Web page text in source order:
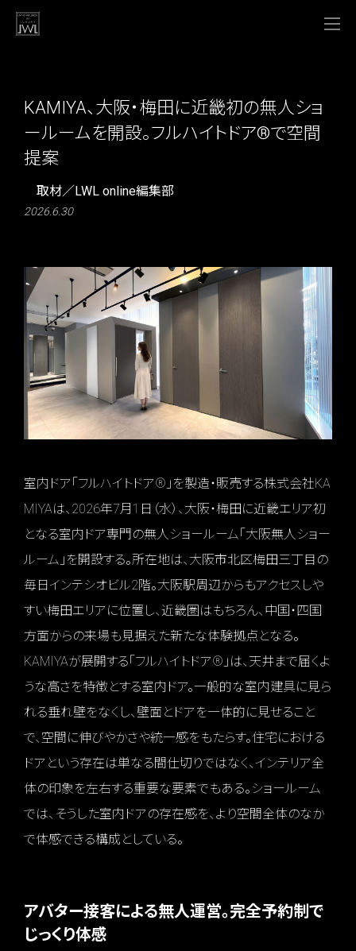
KAMIYA、大阪・梅田に近畿初の無人ショ
ールームを開設。フルハイトドア®で空間
提案
取材／LWL online編集部
2026.6.30
室内ドア「フルハイトドア®」を製造・販売する株式会社KA
MIYAは、2026年7月1日（水）、大阪・梅田に近畿エリア初
となる室内ドア専門の無人ショールーム「大阪無人ショー
ルーム」を開設する。所在地は、大阪市北区梅田三丁目の
毎日インテシオビル2階。大阪駅周辺からもアクセスしや
すい梅田エリアに位置し、近畿圏はもちろん、中国・四国
方面からの来場も見据えた新たな体験拠点となる。
KAMIYAが展開する「フルハイトドア®」は、天井まで届くよ
うな高さを特徴とする室内ドア。一般的な室内建具に見ら
れる垂れ壁をなくし、壁面とドアを一体的に見せること
で、空間に伸びやかさや統一感をもたらす。住宅における
ドアという存在は単なる間仕切りではなく、インテリア全
体の印象を左右する重要な要素でもある。ショールーム
では、そうした室内ドアの存在感を、より空間全体のなか
で体感できる構成としている。
アバター接客による無人運営。完全予約制で
じっくり体感